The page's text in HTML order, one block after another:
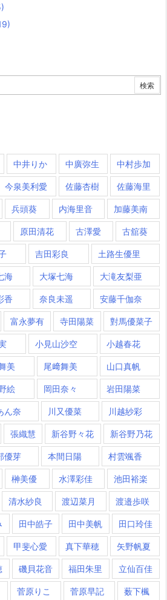
中井りか 中廣弥生 中村歩加
今泉美利愛 佐藤杏樹 佐藤海里
兵頭葵 内海里音 加藤美南
原田清花 古澤愛 古舘葵
吉田彩良 土路生優里
海 大塚七海​ 大滝友梨亜
香 奈良未遥 安藤千伽奈
富永夢有 寺田陽菜 對馬優菜子
小見山沙空 小越春花
美 尾﨑舞美 山口真帆
絵 岡田奈々 岩田陽菜
ん奈 川又優菜 川越紗彩
張織慧 新谷野々花 新谷野乃花
優芽 本間日陽 村雲颯香
榊美優 水澤彩佳 池田裕楽
清水紗良 渡辺菜月 渡邉歩咲
田中皓子 田中美帆 田口玲佳
甲斐心愛 真下華穂 矢野帆夏
磯貝花音 福田朱里 立仙百佳
菅原りこ 菅原早記 薮下楓